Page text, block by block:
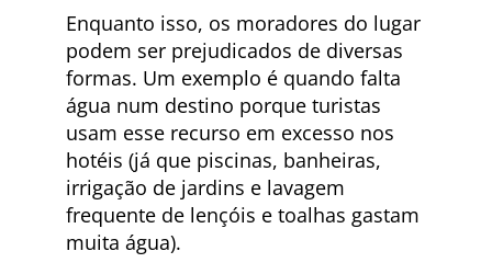
Enquanto isso, os moradores do lugar
podem ser prejudicados de diversas
formas. Um exemplo é quando falta
água num destino porque turistas
usam esse recurso em excesso nos
hotéis (já que piscinas, banheiras,
irrigação de jardins e lavagem
frequente de lençóis e toalhas gastam
muita água).